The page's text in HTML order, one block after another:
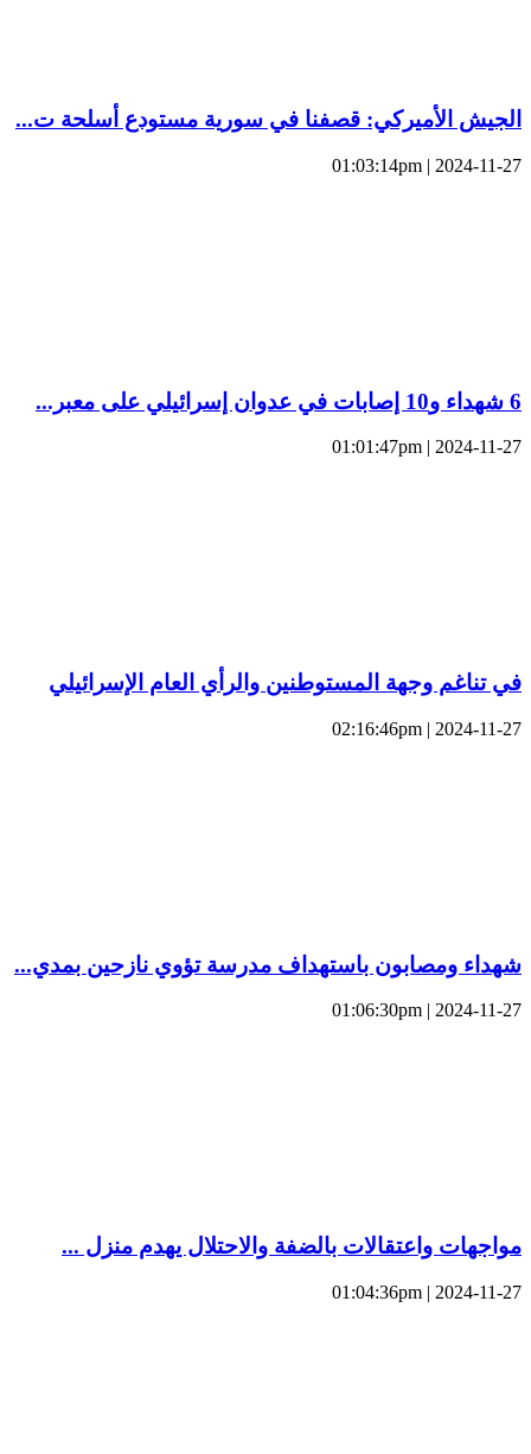
الجيش الأميركي: قصفنا في سورية مستودع أسلحة ت...
2024-11-27 | 01:03:14pm
6 شهداء و10 إصابات في عدوان إسرائيلي على معبر...
2024-11-27 | 01:01:47pm
في تناغم وجهة المستوطنين والرأي العام الإسرائيلي
2024-11-27 | 02:16:46pm
شهداء ومصابون باستهداف مدرسة تؤوي نازحين بمدي...
2024-11-27 | 01:06:30pm
مواجهات واعتقالات بالضفة والاحتلال يهدم منزل ...
2024-11-27 | 01:04:36pm